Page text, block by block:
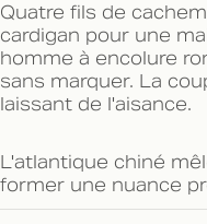
Quatre fils de
cardigan pour une
homme à encolure
sans marquer. La
laissant de l'aisance.
L'atlantique chiné
former une nuance